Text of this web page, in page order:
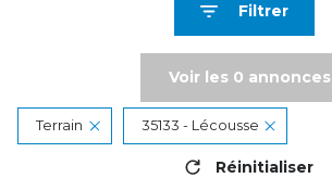
Filtrer
Voir les 0 annonces
Terrain 35133 - Lécousse
Réinitialiser